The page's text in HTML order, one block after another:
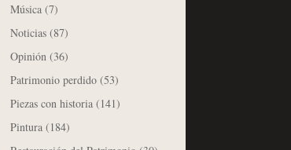
Música (7)
Noticias (87)
Opinión (36)
Patrimonio perdido (53)
Piezas con historia (141)
Pintura (184)